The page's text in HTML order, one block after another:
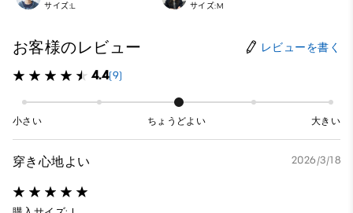
サイズ:L サイズ:M
お客様のレビュー レビューを書く
4.4(9)
小さい ちょうどよい 大きい
穿き心地よい 2026/3/18